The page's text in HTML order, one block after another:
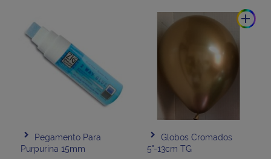
Pegamento Para
Purpurina 15mm
add
Globos Cromados
5"-13cm TG